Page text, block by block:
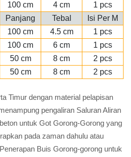
100 cm 4 cm
1 pcs
Panjang Tebal
Isi Per M
100 cm 4.5 cm
1 pcs
100 cm 6 cm
1 pcs
50 cm 8 cm
2 pcs
50 cm 8 cm 2 pcs
Timur dengan material pelapisan
pengaliran Saluran Aliran
untuk Got Gorong-Gorong yang
pada zaman dahulu atau
Buis Gorong-gorong untuk